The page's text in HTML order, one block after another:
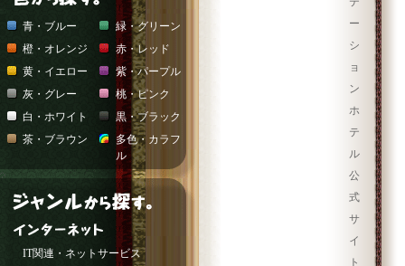
ー
シ
ョ
ン
ホ
テ
ル
公
式
サ
イ
ト
青・ブルー
緑・グリーン
橙・オレンジ
赤・レッド
黄・イエロー
紫・パープル
灰・グレー
桃・ピンク
白・ホワイト
黒・ブラック
茶・ブラウン
多色・カラフ
ル
IT関連・ネットサービス